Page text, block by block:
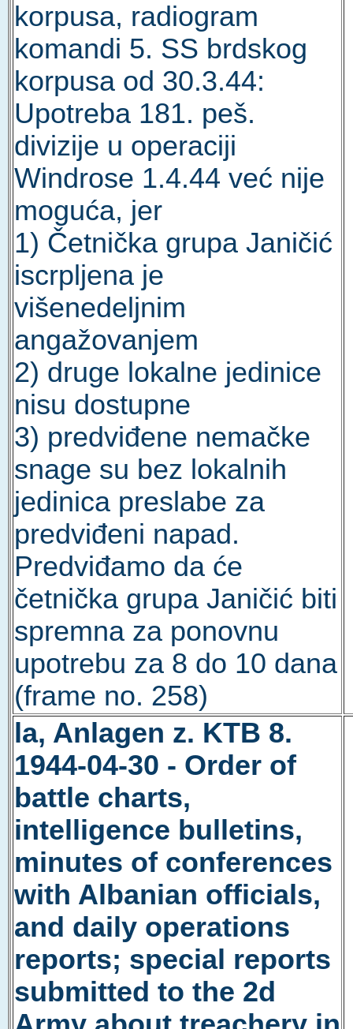
korpusa, radiogram
komandi 5. SS brdskog
korpusa od 30.3.44:
Upotreba 181. peš.
divizije u operaciji
Windrose 1.4.44 već nije
moguća, jer
1) Četnička grupa Janičić
iscrpljena je
višenedeljnim
angažovanjem
2) druge lokalne jedinice
nisu dostupne
3) predviđene nemačke
snage su bez lokalnih
jedinica preslabe za
predviđeni napad.
Predviđamo da će
četnička grupa Janičić biti
spremna za ponovnu
upotrebu za 8 do 10 dana
(frame no. 258)
la, Anlagen z. KTB 8.
1944-04-30 - Order of
battle charts,
intelligence bulletins,
minutes of conferences
with Albanian officials,
and daily operations
reports; special reports
submitted to the 2d